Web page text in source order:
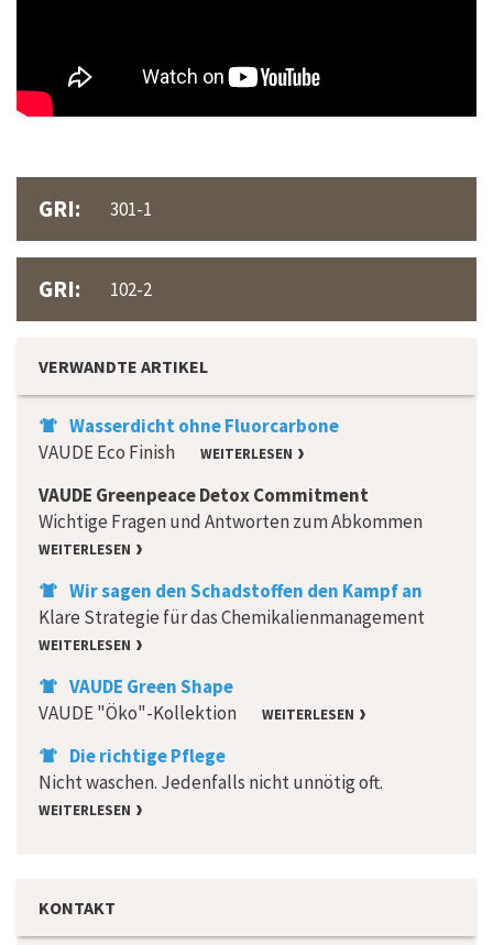
GRI: 301-1
GRI: 102-2
VERWANDTE ARTIKEL
Wasserdicht ohne Fluorcarbone
VAUDE Eco Finish
WEITERLESEN
VAUDE Greenpeace Detox Commitment
Wichtige Fragen und Antworten zum Abkommen
WEITERLESEN
Wir sagen den Schadstoffen den Kampf an
Klare Strategie für das Chemikalienmanagement
WEITERLESEN
VAUDE Green Shape
VAUDE "Öko"-Kollektion
WEITERLESEN
Die richtige Pflege
Nicht waschen. Jedenfalls nicht unnötig oft.
WEITERLESEN
KONTAKT